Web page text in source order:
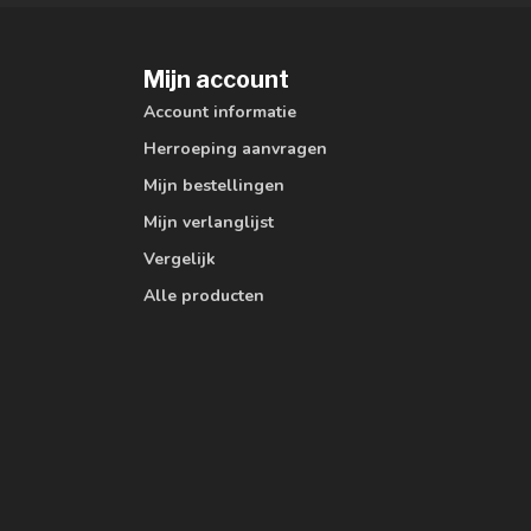
Mijn account
Account informatie
Herroeping aanvragen
Mijn bestellingen
Mijn verlanglijst
Vergelijk
Alle producten